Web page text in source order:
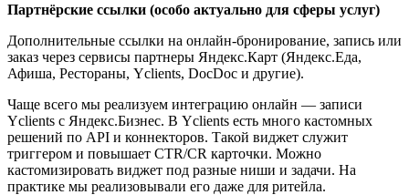
Партнёрские ссылки (особо актуально для сферы услуг)
Дополнительные ссылки на онлайн-бронирование, запись или
заказ через сервисы партнеры Яндекс.Карт (Яндекс.Еда,
Афиша, Рестораны, Yclients, DocDoc и другие).
Чаще всего мы реализуем интеграцию онлайн — записи
Yclients с Яндекс.Бизнес. В Yclients есть много кастомных
решений по API и коннекторов. Такой виджет служит
триггером и повышает CTR/CR карточки. Можно
кастомизировать виджет под разные ниши и задачи. На
практике мы реализовывали его даже для ритейла.